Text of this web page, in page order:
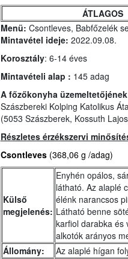
ÁTLAGOS
Menü: Csontleves, Babfőzelék
Mintavétel ideje: 2022.09.08.
Korosztály: 6-14 éves
Mintavételi alap : 145 adag
A főzőkonyha
Szászbereki Kolping Katolikus
(5053 Szászberek, Kossuth
Részletes érzékszervi
Csontleves (368,06 g /adag)
Külső
megjelenés:
Enyhén opálos,
látható. Az alaplé
élénk narancsos
Látható benne
karfiol darabka és
alkotók arányos
Állomány:
Az alaplé hígan